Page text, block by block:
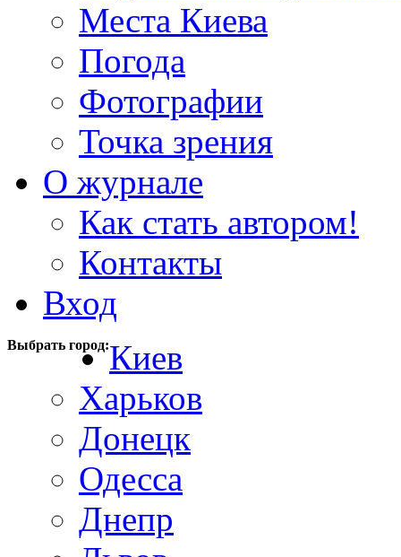
Места Киева
Погода
Фотографии
Точка зрения
О журнале
Как стать автором!
Контакты
Вход
Выбрать город:Киев
Харьков
Донецк
Одесса
Днепр